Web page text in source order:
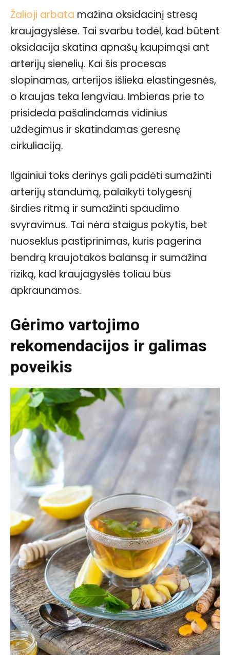
Žalioji arbata mažina oksidacinį stresą
kraujagyslėse. Tai svarbu todėl, kad būtent
oksidacija skatina apnašų kaupimąsi ant
arterijų sienelių. Kai šis procesas
slopinamas, arterijos išlieka elastingesnės,
o kraujas teka lengviau. Imbieras prie to
prisideda pašalindamas vidinius
uždegimus ir skatindamas geresnę
cirkuliaciją.
Ilgainiui toks derinys gali padėti sumažinti
arterijų standumą, palaikyti tolygesnį
širdies ritmą ir sumažinti spaudimo
svyravimus. Tai nėra staigus pokytis, bet
nuoseklus pastiprinimas, kuris pagerina
bendrą kraujotakos balansą ir sumažina
riziką, kad kraujagyslės toliau bus
apkraunamos.
Gėrimo vartojimo
rekomendacijos ir galimas
poveikis